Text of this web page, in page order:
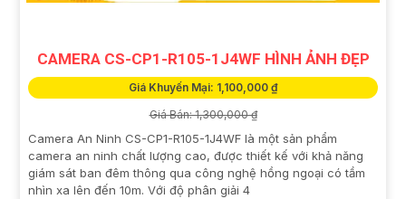
CAMERA CS-CP1-R105-1J4WF HÌNH ẢNH ĐẸP
Giá Khuyến Mại: 1,100,000 ₫
Giá Bán: 1,300,000 ₫
Camera An Ninh CS-CP1-R105-1J4WF là một sản phẩm
camera an ninh chất lượng cao, được thiết kế với khả năng
giám sát ban đêm thông qua công nghệ hồng ngoại có tầm
nhìn xa lên đến 10m. Với độ phân giải 4